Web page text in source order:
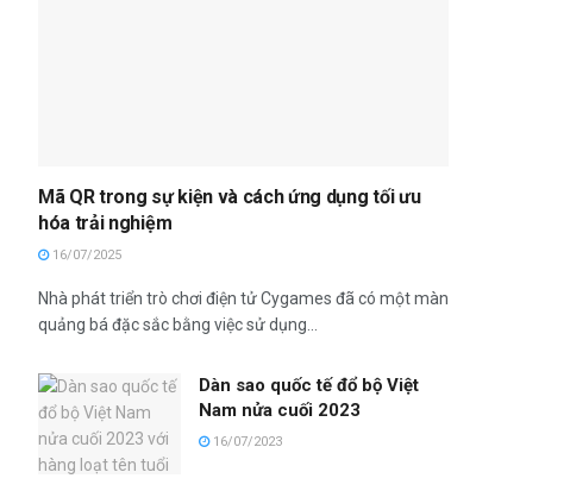
Mã QR trong sự kiện và cách ứng dụng tối ưu
hóa trải nghiệm
16/07/2025
Nhà phát triển trò chơi điện tử Cygames đã có một màn
quảng bá đặc sắc bằng việc sử dụng...
Dàn sao quốc tế đổ bộ Việt
Nam nửa cuối 2023
16/07/2023